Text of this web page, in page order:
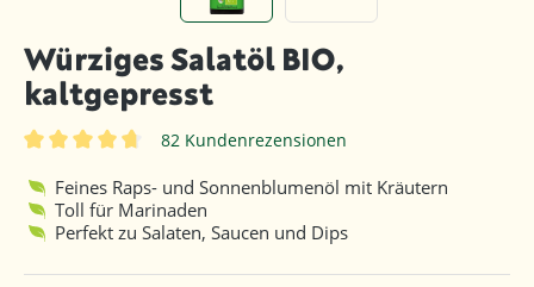
Würziges Salatöl BIO,
kaltgepresst
82 Kundenrezensionen
Feines Raps- und Sonnenblumenöl mit Kräutern
Toll für Marinaden
Perfekt zu Salaten, Saucen und Dips